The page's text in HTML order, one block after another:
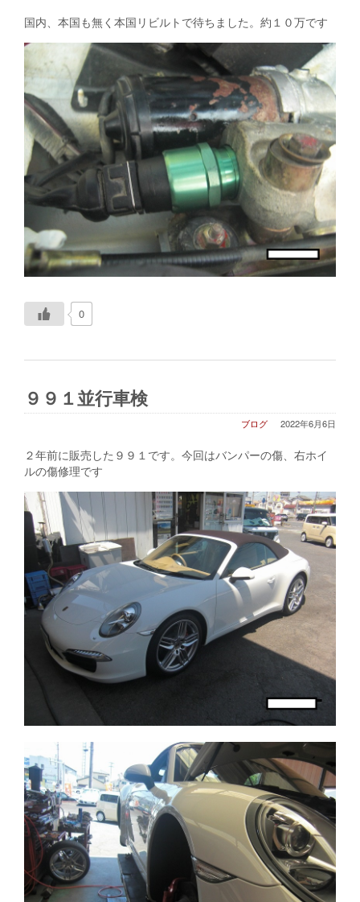
国内、本国も無く本国リビルトで待ちました。約１０万です
0
９９１並行車検
2022年6月6日
ブログ
２年前に販売した９９１です。今回はバンパーの傷、右ホイ
ルの傷修理です